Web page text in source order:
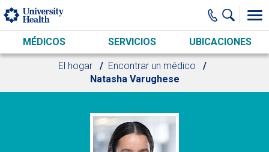
Skip to main content
MÉDICOS SERVICIOS UBICACIONES
El hogar
Encontrar un médico
Natasha Varughese